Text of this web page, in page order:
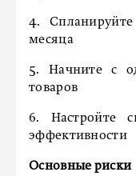
4.
месяца
5. Начните с
товаров
6. Настройте
эффективности
Основные риски